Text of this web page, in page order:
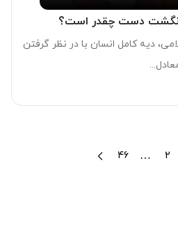
دست چقدر است؟
دیه کامل انسان با در نظر گرفتن
2
…
46